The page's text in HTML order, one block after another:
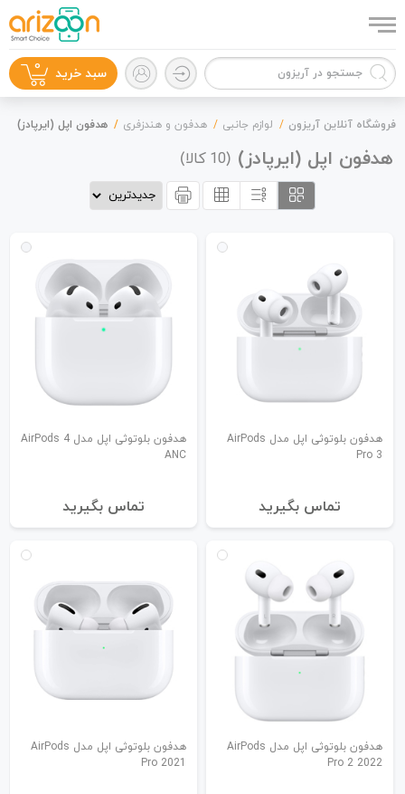
لوازم جانبی
سبد خرید 0
فروشگاه آنلاین آریزون لوازم جانبی هدفون و هندزفری هدفون اپل (ایرپادز)
هدفون اپل (ایرپادز) (
10 کالا)
هدفون بلوتوثی اپل مدل AirPods
Pro 3
تماس بگیرید
هدفون بلوتوثی اپل مدل AirPods 4
ANC
تماس بگیرید
هدفون بلوتوثی اپل مدل AirPods
Pro 2 2022
هدفون بلوتوثی اپل مدل AirPods
Pro 2021